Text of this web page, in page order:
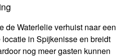
de Waterlelie verhuist naar een
locatie in Spijkenisse en breidt
nog meer gasten kunnen